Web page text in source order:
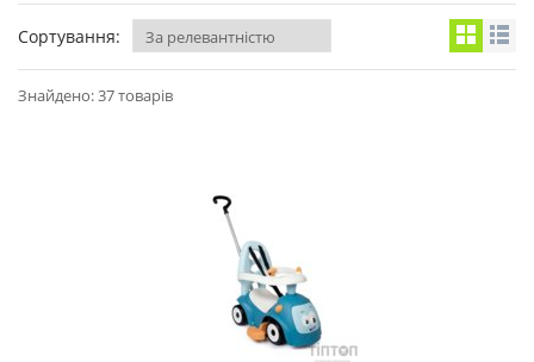
Сортування:
Знайдено: 37 товарів